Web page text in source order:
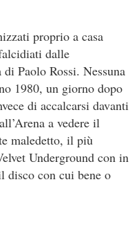
proprio a casa
dalle
Paolo Rossi. Nessuna
1980, un giorno dopo
di accalcarsi davanti
a vedere il
maledetto, il più
Underground con in
disco con cui bene o